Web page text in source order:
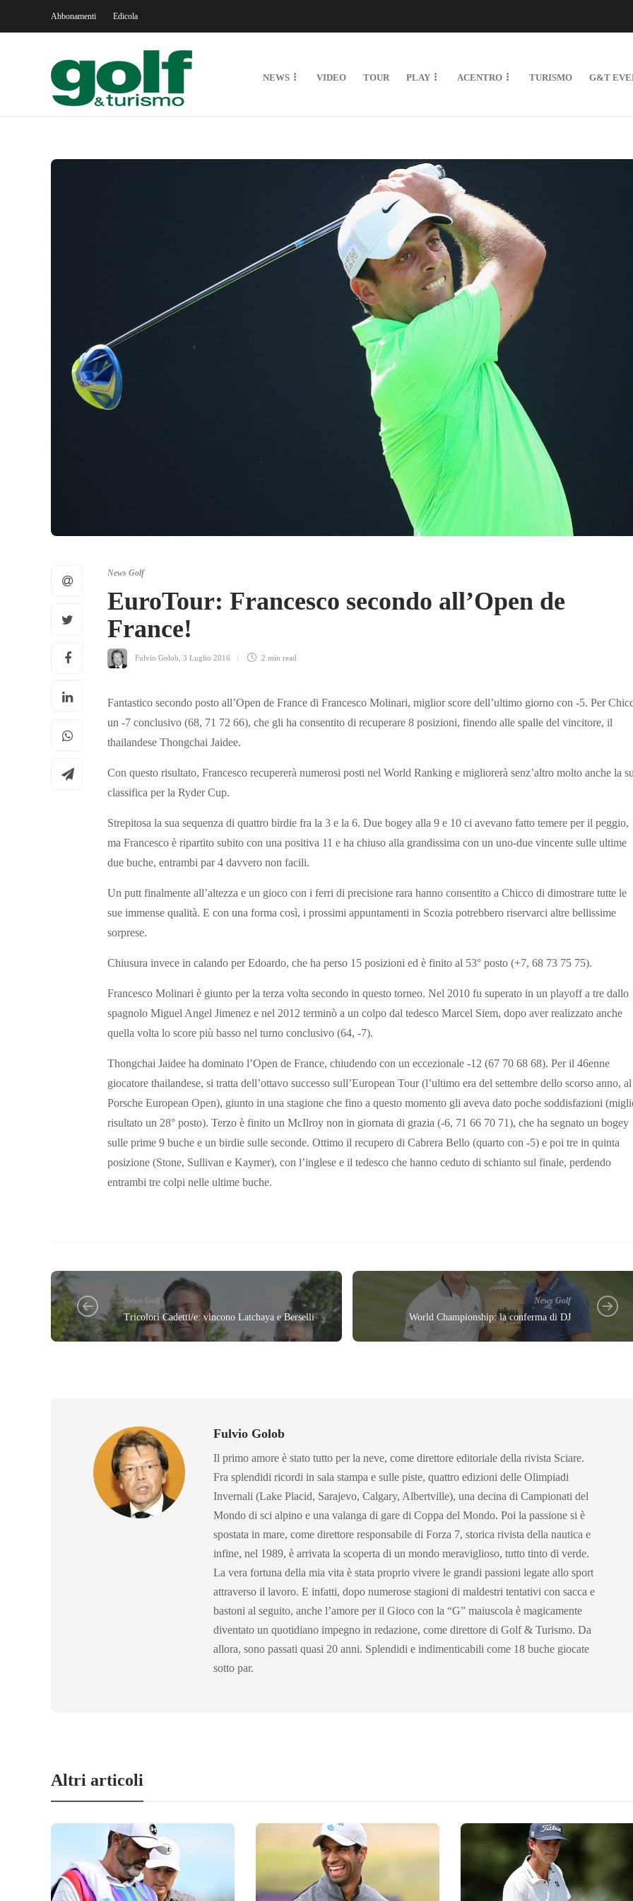
Abbonamenti Edicola
NEWS VIDEO TOUR PLAY ACENTRO TURISMO G&T
News Golf
EuroTour: Francesco secondo all’Open de
France!
Fulvio Golob 3 Luglio 2016 2 min read
Fantastico secondo posto all’Open de France di Francesco Molinari, miglior score dell’ultimo giorno con -5. Per
un -7 conclusivo (68, 71 72 66), che gli ha consentito di recuperare 8 posizioni, finendo alle spalle del vincitore, il
thailandese Thongchai Jaidee.
Con questo risultato, Francesco recupererà numerosi posti nel World Ranking e migliorerà senz’altro molto anche la
classifica per la Ryder Cup.
Strepitosa la sua sequenza di quattro birdie fra la 3 e la 6. Due bogey alla 9 e 10 ci avevano fatto temere per il peggio,
ma Francesco è ripartito subito con una positiva 11 e ha chiuso alla grandissima con un uno-due vincente sulle ultime
due buche, entrambi par 4 davvero non facili.
Un putt finalmente all’altezza e un gioco con i ferri di precisione rara hanno consentito a Chicco di dimostrare tutte le
sue immense qualità. E con una forma così, i prossimi appuntamenti in Scozia potrebbero riservarci altre bellissime
sorprese.
Chiusura invece in calando per Edoardo, che ha perso 15 posizioni ed è finito al 53° posto (+7, 68 73 75 75).
Francesco Molinari è giunto per la terza volta secondo in questo torneo. Nel 2010 fu superato in un playoff a tre dallo
spagnolo Miguel Angel Jimenez e nel 2012 terminò a un colpo dal tedesco Marcel Siem, dopo aver realizzato anche
quella volta lo score più basso nel turno conclusivo (64, -7).
Thongchai Jaidee ha dominato l’Open de France, chiudendo con un eccezionale -12 (67 70 68 68). Per il 46enne
giocatore thailandese, si tratta dell’ottavo successo sull’European Tour (l’ultimo era del settembre dello scorso anno, al
Porsche European Open), giunto in una stagione che fino a questo momento gli aveva dato poche soddisfazioni
risultato un 28° posto). Terzo è finito un McIlroy non in giornata di grazia (-6, 71 66 70 71), che ha segnato un bogey
sulle prime 9 buche e un birdie sulle seconde. Ottimo il recupero di Cabrera Bello (quarto con -5) e poi tre in quinta
posizione (Stone, Sullivan e Kaymer), con l’inglese e il tedesco che hanno ceduto di schianto sul finale, perdendo
entrambi tre colpi nelle ultime buche.
News Golf
Tricolori Cadetti/e: vincono Latchaya e Berselli
News Golf
World Championship: la conferma di DJ
Fulvio Golob
Il primo amore è stato tutto per la neve, come direttore editoriale della rivista Sciare.
Fra splendidi ricordi in sala stampa e sulle piste, quattro edizioni delle Olimpiadi
Invernali (Lake Placid, Sarajevo, Calgary, Albertville), una decina di Campionati del
Mondo di sci alpino e una valanga di gare di Coppa del Mondo. Poi la passione si è
spostata in mare, come direttore responsabile di Forza 7, storica rivista della nautica e
infine, nel 1989, è arrivata la scoperta di un mondo meraviglioso, tutto tinto di verde.
La vera fortuna della mia vita è stata proprio vivere le grandi passioni legate allo sport
attraverso il lavoro. E infatti, dopo numerose stagioni di maldestri tentativi con sacca e
bastoni al seguito, anche l’amore per il Gioco con la “G” maiuscola è magicamente
diventato un quotidiano impegno in redazione, come direttore di Golf & Turismo. Da
allora, sono passati quasi 20 anni. Splendidi e indimenticabili come 18 buche giocate
sotto par.
Altri articoli